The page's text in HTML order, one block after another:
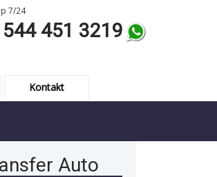
7/24
451 3219
Kontakt
Auto